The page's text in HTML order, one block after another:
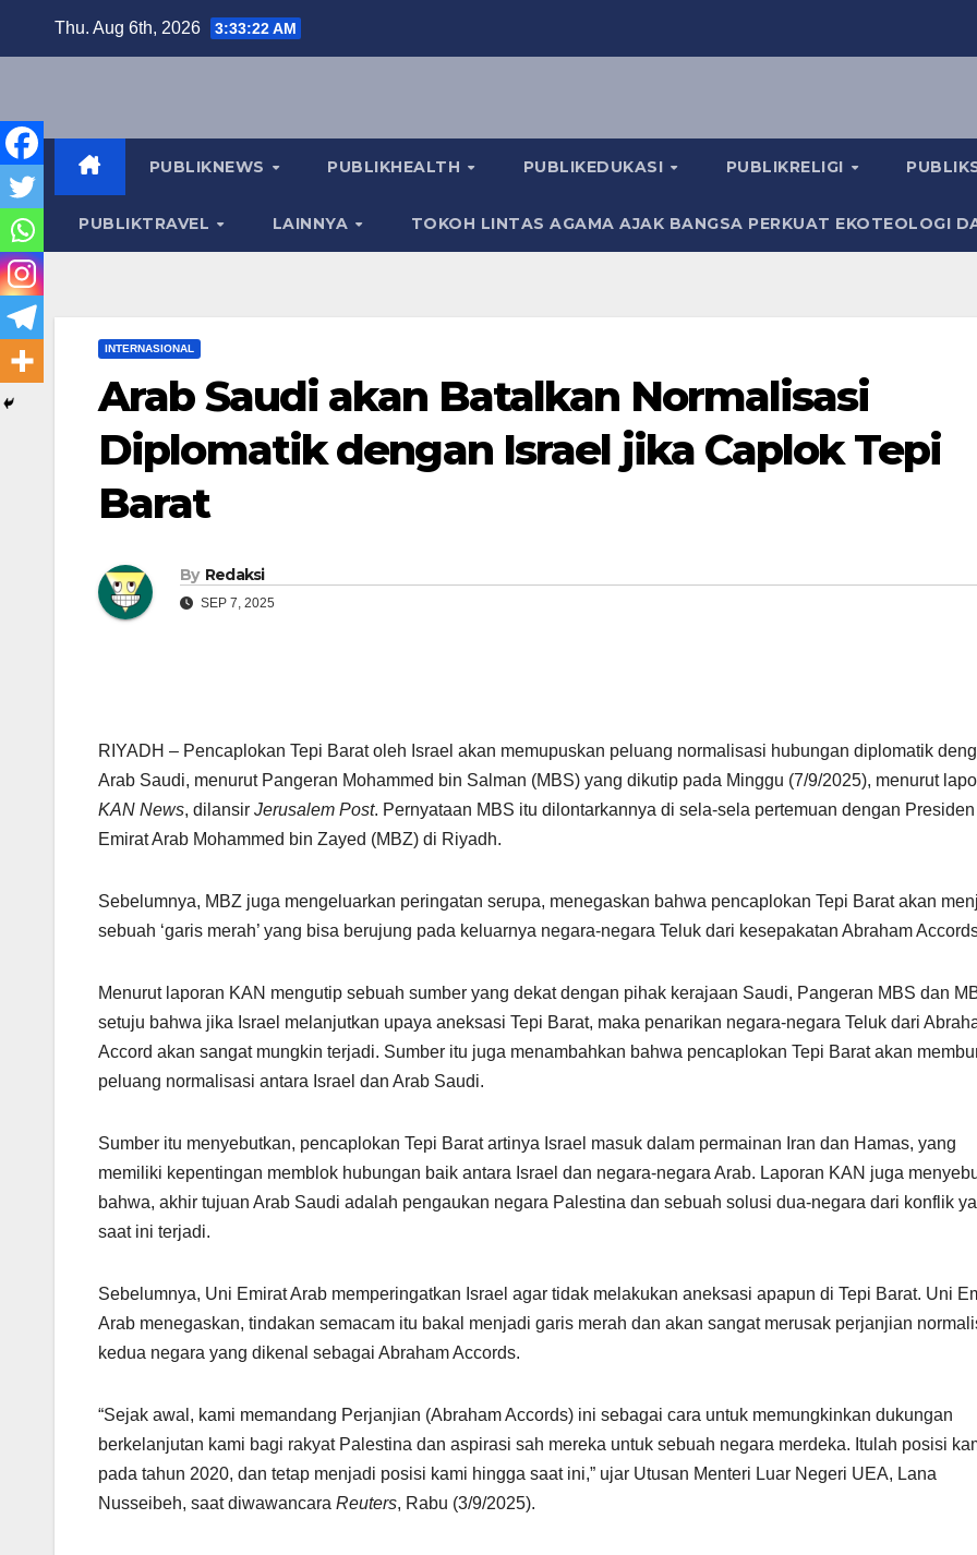
Thu. Aug 6th, 2026 3:33:23 AM
PUBLIKNEWS PUBLIKHEALTH PUBLIKEDUKASI PUBLIKRELIGI
PUBLIKTRAVEL LAINNYA TOKOH LINTAS AGAMA AJAK BANGSA PERKUAT EKOTEOLOGI
INTERNASIONAL
Arab Saudi akan Batalkan Normalisasi
Diplomatik dengan Israel jika Caplok Tepi
Barat
By Redaksi
SEP 7, 2025
RIYADH – Pencaplokan Tepi Barat oleh Israel akan memupuskan peluang normalisasi hubungan diplomatik
Arab Saudi, menurut Pangeran Mohammed bin Salman (MBS) yang dikutip pada Minggu (7/9/2025), menurut
KAN News, dilansir Jerusalem Post. Pernyataan MBS itu dilontarkannya di sela-sela pertemuan dengan
Emirat Arab Mohammed bin Zayed (MBZ) di Riyadh.
Sebelumnya, MBZ juga mengeluarkan peringatan serupa, menegaskan bahwa pencaplokan Tepi Barat akan
sebuah ‘garis merah’ yang bisa berujung pada keluarnya negara-negara Teluk dari kesepakatan Abraham
Menurut laporan KAN mengutip sebuah sumber yang dekat dengan pihak kerajaan Saudi, Pangeran MBS dan
setuju bahwa jika Israel melanjutkan upaya aneksasi Tepi Barat, maka penarikan negara-negara Teluk dari
Accord akan sangat mungkin terjadi. Sumber itu juga menambahkan bahwa pencaplokan Tepi Barat akan
peluang normalisasi antara Israel dan Arab Saudi.
Sumber itu menyebutkan, pencaplokan Tepi Barat artinya Israel masuk dalam permainan Iran dan Hamas, yang
memiliki kepentingan memblok hubungan baik antara Israel dan negara-negara Arab. Laporan KAN juga
bahwa, akhir tujuan Arab Saudi adalah pengaukan negara Palestina dan sebuah solusi dua-negara dari konflik
saat ini terjadi.
Sebelumnya, Uni Emirat Arab memperingatkan Israel agar tidak melakukan aneksasi apapun di Tepi Barat. Uni
Arab menegaskan, tindakan semacam itu bakal menjadi garis merah dan akan sangat merusak perjanjian
kedua negara yang dikenal sebagai Abraham Accords.
“Sejak awal, kami memandang Perjanjian (Abraham Accords) ini sebagai cara untuk memungkinkan dukungan
berkelanjutan kami bagi rakyat Palestina dan aspirasi sah mereka untuk sebuah negara merdeka. Itulah posisi
pada tahun 2020, dan tetap menjadi posisi kami hingga saat ini,” ujar Utusan Menteri Luar Negeri UEA, Lana
Nusseibeh, saat diwawancara Reuters, Rabu (3/9/2025).